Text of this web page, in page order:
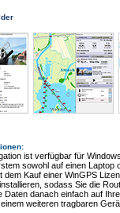
:
ist verfügbar für
sowohl auf einen Laptop
dem Kauf einer WinGPS
sodass Sie die
Daten danach einfach auf
weiteren tragbaren